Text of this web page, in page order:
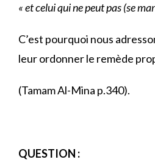
« et celui qui ne peut pas (se
C’est pourquoi nous
leur ordonner le remède
(Tamam Al-Mina p.340).
QUESTION :